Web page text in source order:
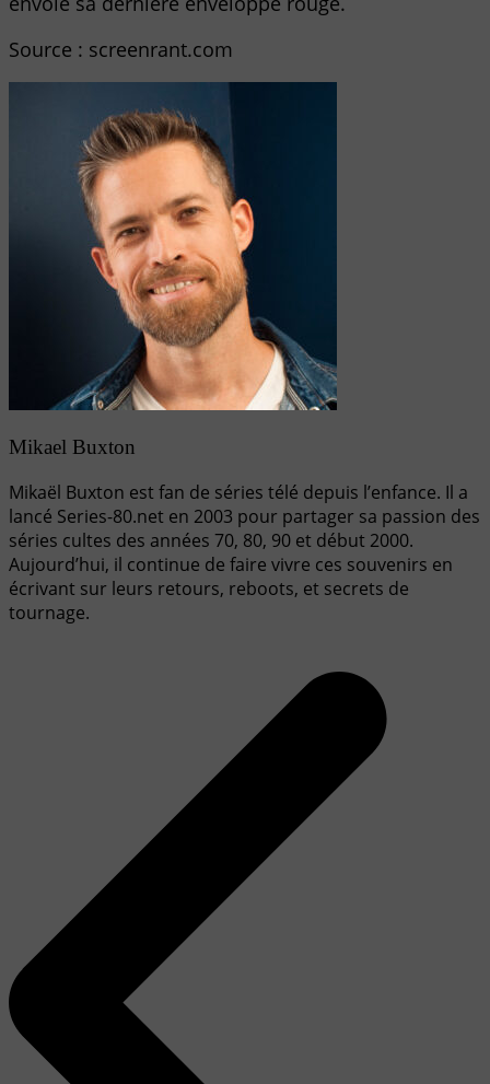
Source : screenrant.com
Mikael Buxton
Mikaël Buxton est fan de séries télé depuis l’enfance. Il a
lancé Series-80.net en 2003 pour partager sa passion des
séries cultes des années 70, 80, 90 et début 2000.
Aujourd’hui, il continue de faire vivre ces souvenirs en
écrivant sur leurs retours, reboots, et secrets de
tournage.